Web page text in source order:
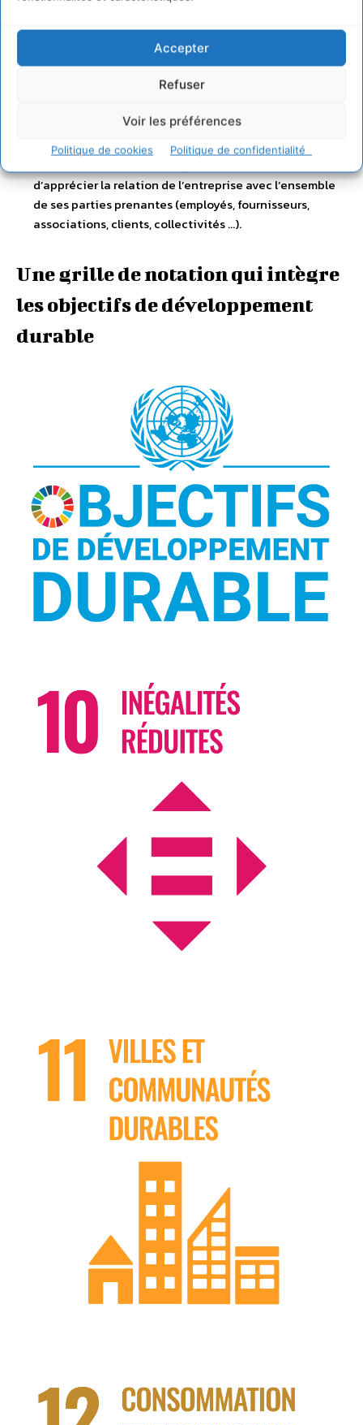
Accepter
Refuser
Voir les préférences
Politique de cookies Politique de confidentialité
Catégorie 3.2 : entreprise (demandeur de
l’évaluation)– L’impact sociétal se mesure à
l’intégration des enjeux ESG (environnementaux,
sociétaux et bonne gouvernance) réalisés par le
promoteur, l’opérateur ou le commercialisateur. Cette
fournies (DPEF – déclaration de performance extra
financière) et la démarche RSE (responsabilité
d’apprécier la relation de l’entreprise avec l’ensemble
de ses parties prenantes (employés, fournisseurs,
associations, clients, collectivités …).
Une grille de notation qui intègre
les objectifs de développement
durable